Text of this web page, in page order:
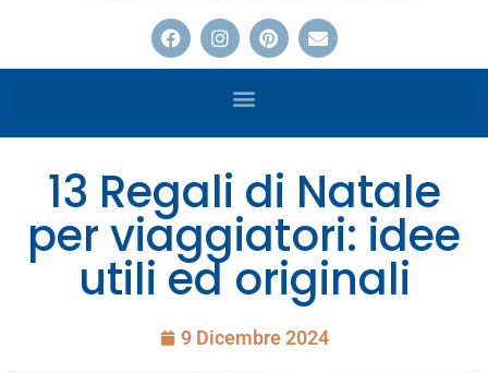
13 Regali di Natale
per viaggiatori: idee
utili ed originali
9 Dicembre 2024